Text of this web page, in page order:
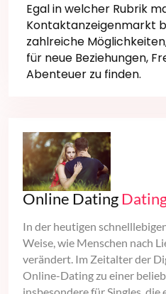
Egal in welcher Rubrik
Kontaktanzeigenmarkt
zahlreiche
für neue Beziehungen,
Abenteuer zu finden.
Online Dating
In der heutigen
Weise, wie Menschen nach
verändert. Im Zeitalter der
Online-Dating zu einer